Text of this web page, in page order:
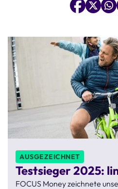
AUSGEZEICHNET
Testsieger 2025:
FOCUS Money zeichnete